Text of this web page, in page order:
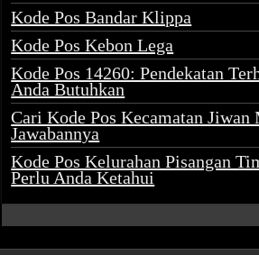
Kode Pos Bandar Klippa
Kode Pos Kebon Lega
Kode Pos 14260: Pendekatan
Anda Butuhkan
Cari Kode Pos Kecamatan Jiwan
Jawabannya
Kode Pos Kelurahan Pisangan
Perlu Anda Ketahui